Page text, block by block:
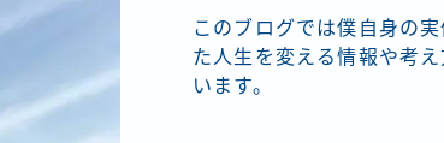
このブログでは僕自身の実
た人生を変える情報や考
います。